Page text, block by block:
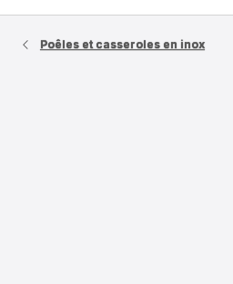
Poêles et casseroles en inox